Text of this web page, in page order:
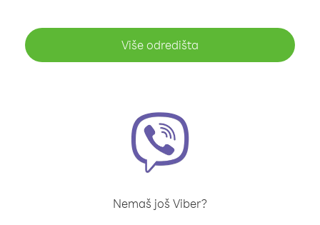
Više odredišta
Nemaš još Viber?